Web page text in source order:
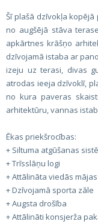
Šī plašā dzīvokļa kopējā
no augšējā stāva
apkārtnes krāšņo
dzīvojamā istaba ar
izeju uz terasi, divas
atrodas ieeja dzīvoklī,
no kura paveras
arhitektūru, vannas
Ēkas priekšrocības:
+ Siltuma atgūšanas
+ Trīsslāņu logi
+ Attālināta viedās
+ Dzīvojamā sporta zāle
+ Augsta drošība
+ Attālināti konsjerža